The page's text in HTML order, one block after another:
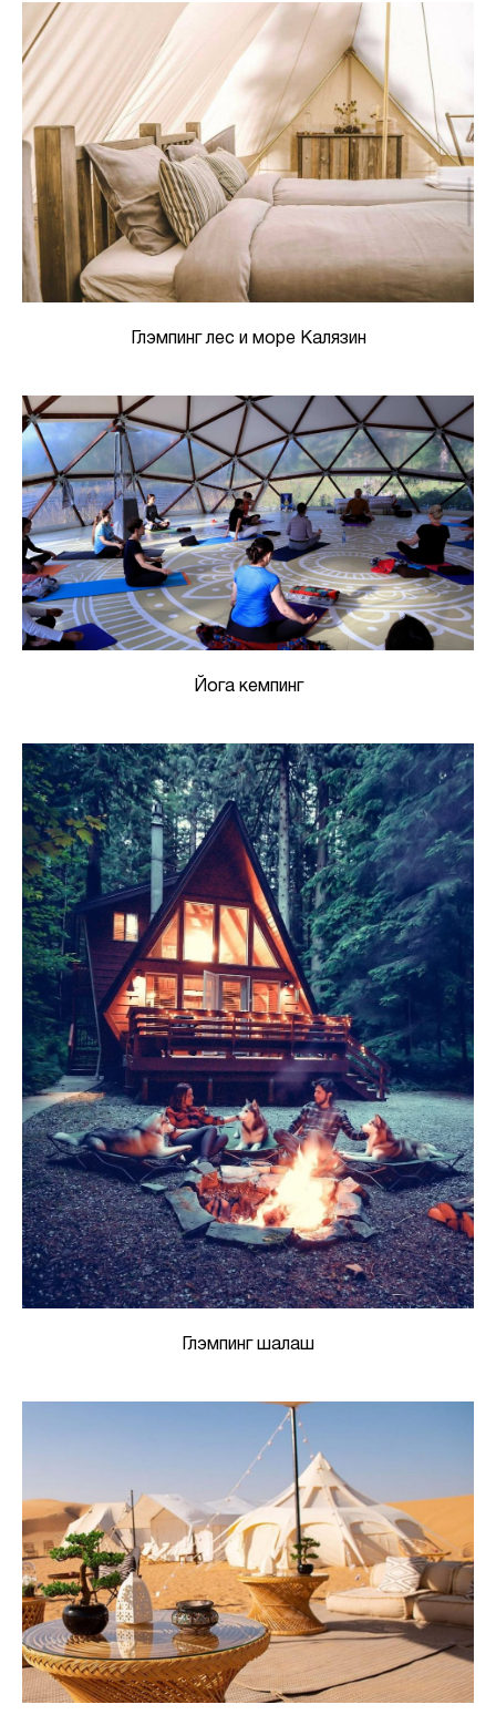
Глэмпинг лес и море Калязин
Йога кемпинг
Глэмпинг шалаш